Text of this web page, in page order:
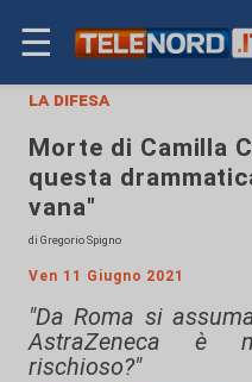
☰
la difesa
Morte di Camilla
questa
vana"
di Gregorio Spigno
Ven 11 Giugno 2021
"Da Roma si
AstraZeneca è
rischioso?"